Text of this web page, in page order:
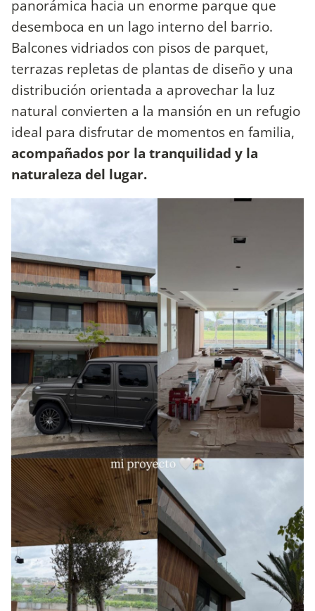
panorámica hacia un enorme parque que
desemboca en un lago interno del barrio.
Balcones vidriados con pisos de parquet,
terrazas repletas de plantas de diseño y una
distribución orientada a aprovechar la luz
natural convierten a la mansión en un refugio
ideal para disfrutar de momentos en familia,
acompañados por la tranquilidad y la
naturaleza del lugar.